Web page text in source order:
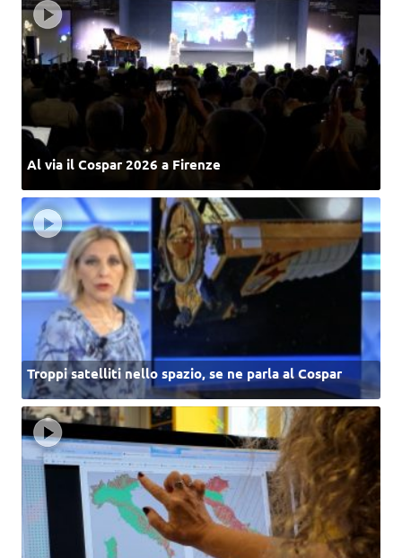
Al via il Cospar 2026 a Firenze
Troppi satelliti nello spazio, se ne parla al Cospar